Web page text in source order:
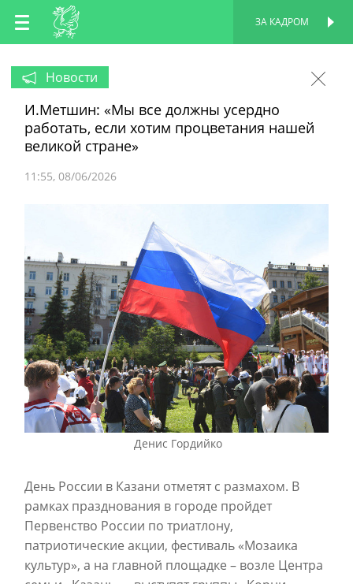
RU
EN
ЗА КАДРОМ
Новости
И.Метшин: «Мы все должны усердно
работать, если хотим процветания нашей
великой стране»
11:55 08/06/2026
Денис Гордийко
День России в Казани отметят с размахом. В
рамках празднования в городе пройдет
Первенство России по триатлону,
патриотические акции, фестиваль «Мозаика
культур», а на главной площадке – возле Центра
ПЕРСОНАЛЬНАЯ